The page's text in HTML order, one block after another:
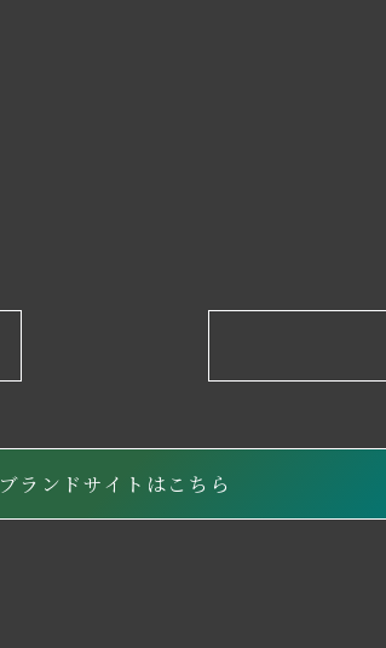
ブランドサイトはこちら